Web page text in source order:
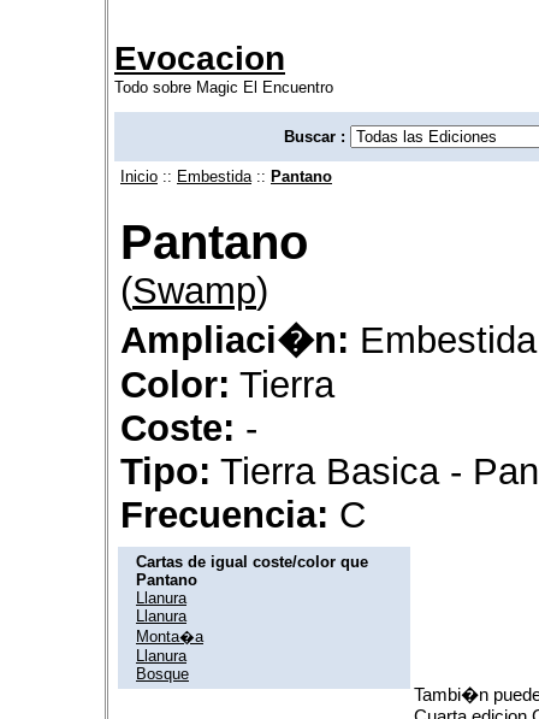
Evocacion
Todo sobre Magic El Encuentro
Buscar :
Inicio :: Embestida :: Pantano
Pantano
(Swamp)
Ampliaci�n: Embestida
Color: Tierra
Coste: -
Tipo: Tierra Basica -
Frecuencia: C
Cartas de igual coste/color que
Pantano
Llanura
Llanura
Monta�a
Llanura
Bosque
Tambi�n